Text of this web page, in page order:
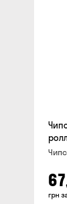
67
грн